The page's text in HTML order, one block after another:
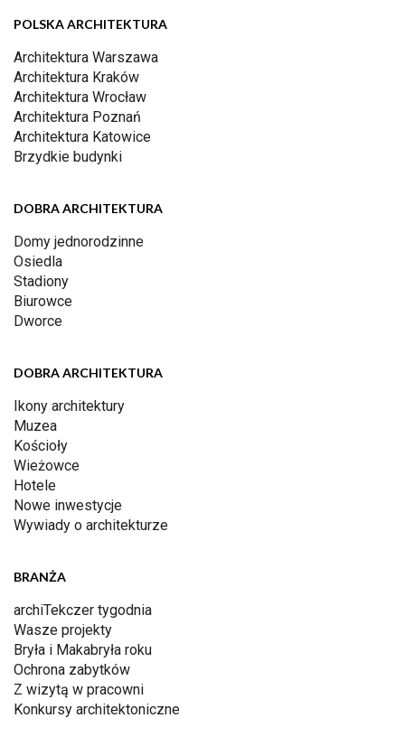
POLSKA ARCHITEKTURA
Architektura Warszawa
Architektura Kraków
Architektura Wrocław
Architektura Poznań
Architektura Katowice
Brzydkie budynki
DOBRA ARCHITEKTURA
Domy jednorodzinne
Osiedla
Stadiony
Biurowce
Dworce
DOBRA ARCHITEKTURA
Ikony architektury
Muzea
Kościoły
Wieżowce
Hotele
Nowe inwestycje
Wywiady o architekturze
BRANŻA
archiTekczer tygodnia
Wasze projekty
Bryła i Makabryła roku
Ochrona zabytków
Z wizytą w pracowni
Konkursy architektoniczne